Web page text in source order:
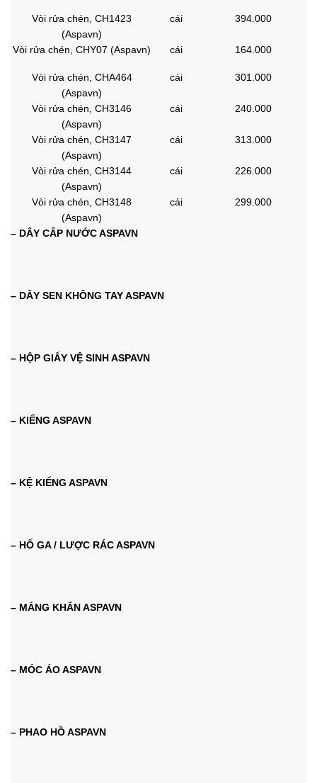
Vòi rửa chén, CH1423
(Aspavn)
cái 394.000
Vòi rửa chén, CHY07 (Aspavn) cái 164.000
Vòi rửa chén, CHA464
(Aspavn)
cái 301.000
Vòi rửa chén, CH3146
(Aspavn)
cái 240.000
Vòi rửa chén, CH3147
(Aspavn)
cái 313.000
Vòi rửa chén, CH3144
(Aspavn)
cái 226.000
Vòi rửa chén, CH3148
(Aspavn)
cái 299.000
– DÂY CẤP NƯỚC ASPAVN
– DÂY SEN KHÔNG TAY ASPAVN
– HỘP GIẤY VỆ SINH ASPAVN
– KIẾNG ASPAVN
– KỆ KIẾNG ASPAVN
– HỐ GA / LƯỢC RÁC ASPAVN
– MÁNG KHĂN ASPAVN
– MÓC ÁO ASPAVN
– PHAO HỒ ASPAVN